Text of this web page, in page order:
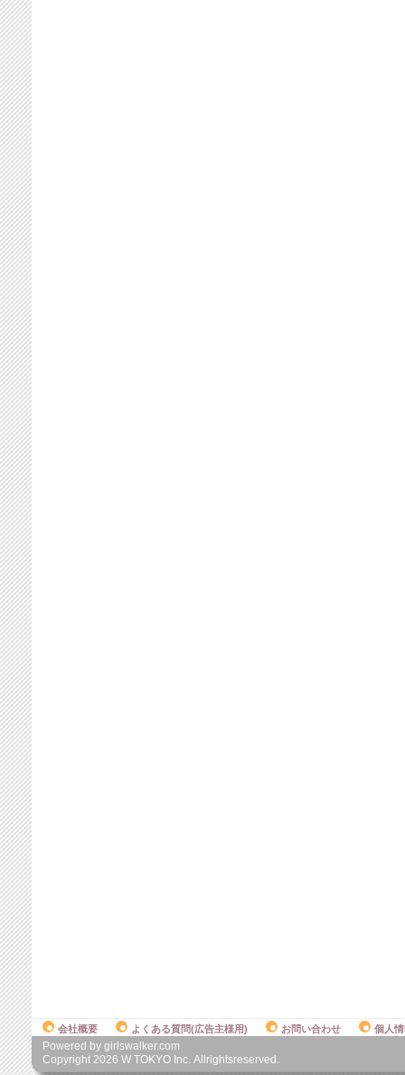
会社概要 よくある質問(広告主様用) お問い合わせ 個人
Powered by girlswalker.com
Copyright 2026 W TOKYO Inc. Allrightsreserved.